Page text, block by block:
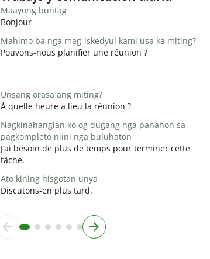
Maayong buntag
Bonjour
Mahimo ba nga mag-iskedyul kami usa ka miting?
Pouvons-nous planifier une réunion ?
Unsang orasa ang miting?
À quelle heure a lieu la réunion ?
Nagkinahanglan ko og dugang nga panahon sa
pagkompleto niini nga buluhaton
J’ai besoin de plus de temps pour terminer cette
tâche.
Ato kining hisgotan unya
Discutons-en plus tard.